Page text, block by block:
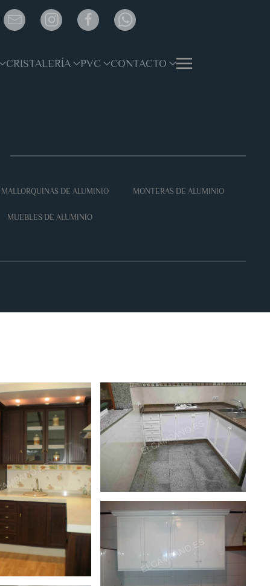
CRISTALERÍA PVC CONTACTO
MALLORQUINAS DE ALUMINIO MONTERAS DE ALUMINIO
MUEBLES DE ALUMINIO